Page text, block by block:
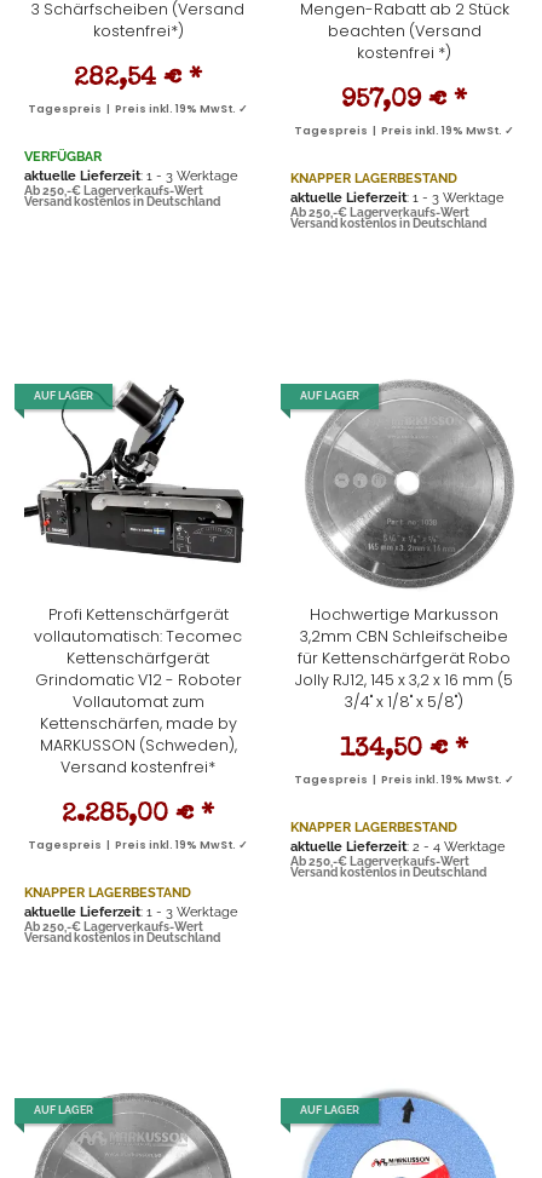
3 Schärfscheiben (Versand
kostenfrei*)
282,54 € *
Tagespreis | Preis inkl. 19% MwSt. ✓
VERFÜGBAR
aktuelle Lieferzeit: 1 - 3 Werktage
Ab 250,-€ Lagerverkaufs-Wert
Versand kostenlos in Deutschland
Mengen-Rabatt ab 2 Stück
beachten (Versand
kostenfrei *)
957,09 € *
Tagespreis | Preis inkl. 19% MwSt. ✓
KNAPPER LAGERBESTAND
aktuelle Lieferzeit: 1 - 3 Werktage
Ab 250,-€ Lagerverkaufs-Wert
Versand kostenlos in Deutschland
AUF LAGER
Profi Kettenschärfgerät
vollautomatisch: Tecomec
Kettenschärfgerät
Grindomatic V12 - Roboter
Vollautomat zum
Kettenschärfen, made by
MARKUSSON (Schweden),
Versand kostenfrei*
2.285,00 € *
Tagespreis | Preis inkl. 19% MwSt. ✓
KNAPPER LAGERBESTAND
aktuelle Lieferzeit: 1 - 3 Werktage
Ab 250,-€ Lagerverkaufs-Wert
Versand kostenlos in Deutschland
AUF LAGER
Hochwertige Markusson
3,2mm CBN Schleifscheibe
für Kettenschärfgerät Robo
Jolly RJ12, 145 x 3,2 x 16 mm (5
3/4" x 1/8" x 5/8")
134,50 € *
Tagespreis | Preis inkl. 19% MwSt. ✓
KNAPPER LAGERBESTAND
aktuelle Lieferzeit: 2 - 4 Werktage
Ab 250,-€ Lagerverkaufs-Wert
Versand kostenlos in Deutschland
AUF LAGER AUF LAGER